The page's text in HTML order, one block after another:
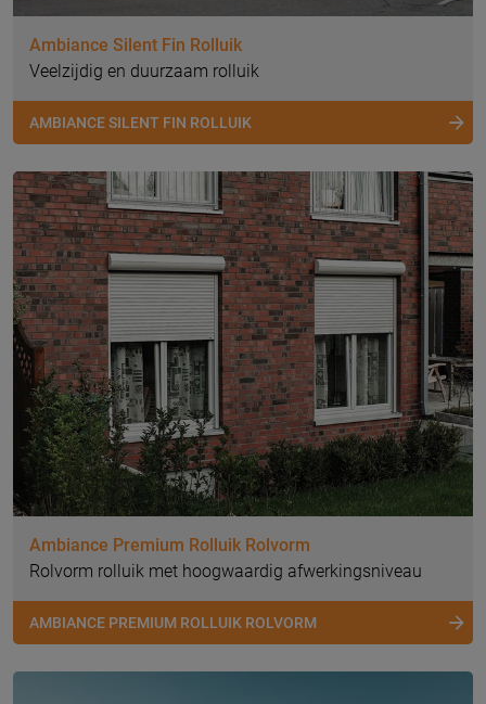
Ambiance Silent Fin Rolluik
Veelzijdig en duurzaam rolluik
AMBIANCE SILENT FIN ROLLUIK
Ambiance Premium Rolluik Rolvorm
Rolvorm rolluik met hoogwaardig afwerkingsniveau
AMBIANCE PREMIUM ROLLUIK ROLVORM